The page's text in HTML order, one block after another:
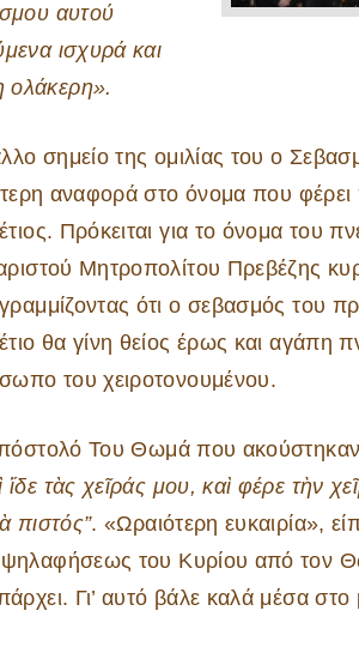
αυτού
ισχυρά και
ολάκερη».
σημείο της ομιλίας του ο
αναφορά στο όνομα που
Πρόκειται για το όνομα του
Μητροπολίτου Πρεβέζης
ότι ο σεβασμός του
θα γίνη θείος έρως και αγάπη
του χειροτονουμένου.
Του Θωμά που
τὰς χεῖράς μου, καὶ φέρε τὴν
πιστός”. «Ωραιότερη ευκαιρία»,
του Κυρίου από τον
Γι’ αυτό βάλε καλά μέσα στο